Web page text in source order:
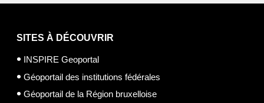
SITES À DÉCOUVRIR
INSPIRE Geoportal
Géoportail des institutions fédérales
Géoportail de la Région bruxelloise